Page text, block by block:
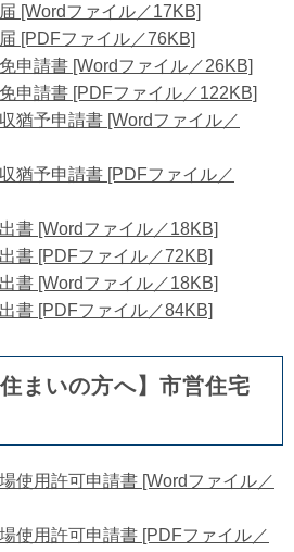
[Wordファイル／17KB]
[PDFファイル／76KB]
申請書 [Wordファイル／26KB]
申請書 [PDFファイル／122KB]
猶予申請書 [Wordファイル／
猶予申請書 [PDFファイル／
書 [Wordファイル／18KB]
書 [PDFファイル／72KB]
書 [Wordファイル／18KB]
書 [PDFファイル／84KB]
まいの方へ】市営住宅
使用許可申請書 [Wordファイル／
使用許可申請書 [PDFファイル／